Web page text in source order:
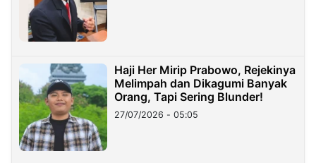
Haji Her Mirip Prabowo, Rejekinya
Melimpah dan Dikagumi Banyak
Orang, Tapi Sering Blunder!
27/07/2026 - 05:05